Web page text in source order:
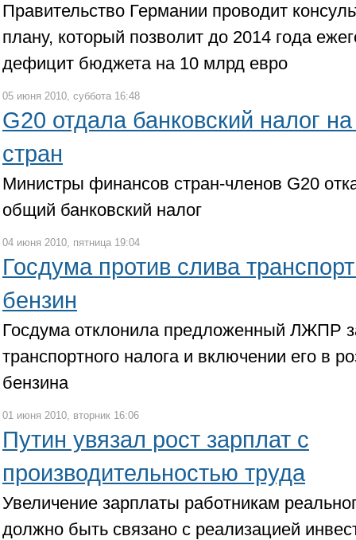
Правительство Германии проводит
плану, который позволит до 2014 года
дефицит бюджета на 10 млрд евро
05 июня 2010, суббота 16:48
G20 отдала банковский налог
стран
Министры финансов стран-членов G20
общий банковский налог
04 июня 2010, пятница 19:04
Госдума против слива
бензин
Госдума отклонила предложенный ЛЖПР
транспортного налога и включении его в
бензина
01 июня 2010, вторник 16:06
Путин увязал рост зарплат с
производительностью труда
Увеличение зарплаты работникам
должно быть связано с реализацией